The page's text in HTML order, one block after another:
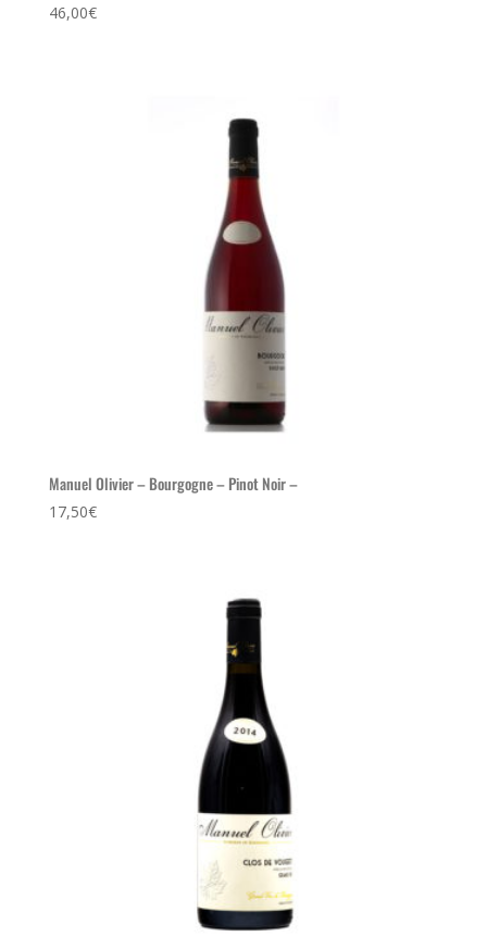
46,00€
Manuel Olivier – Bourgogne – Pinot Noir –
17,50€